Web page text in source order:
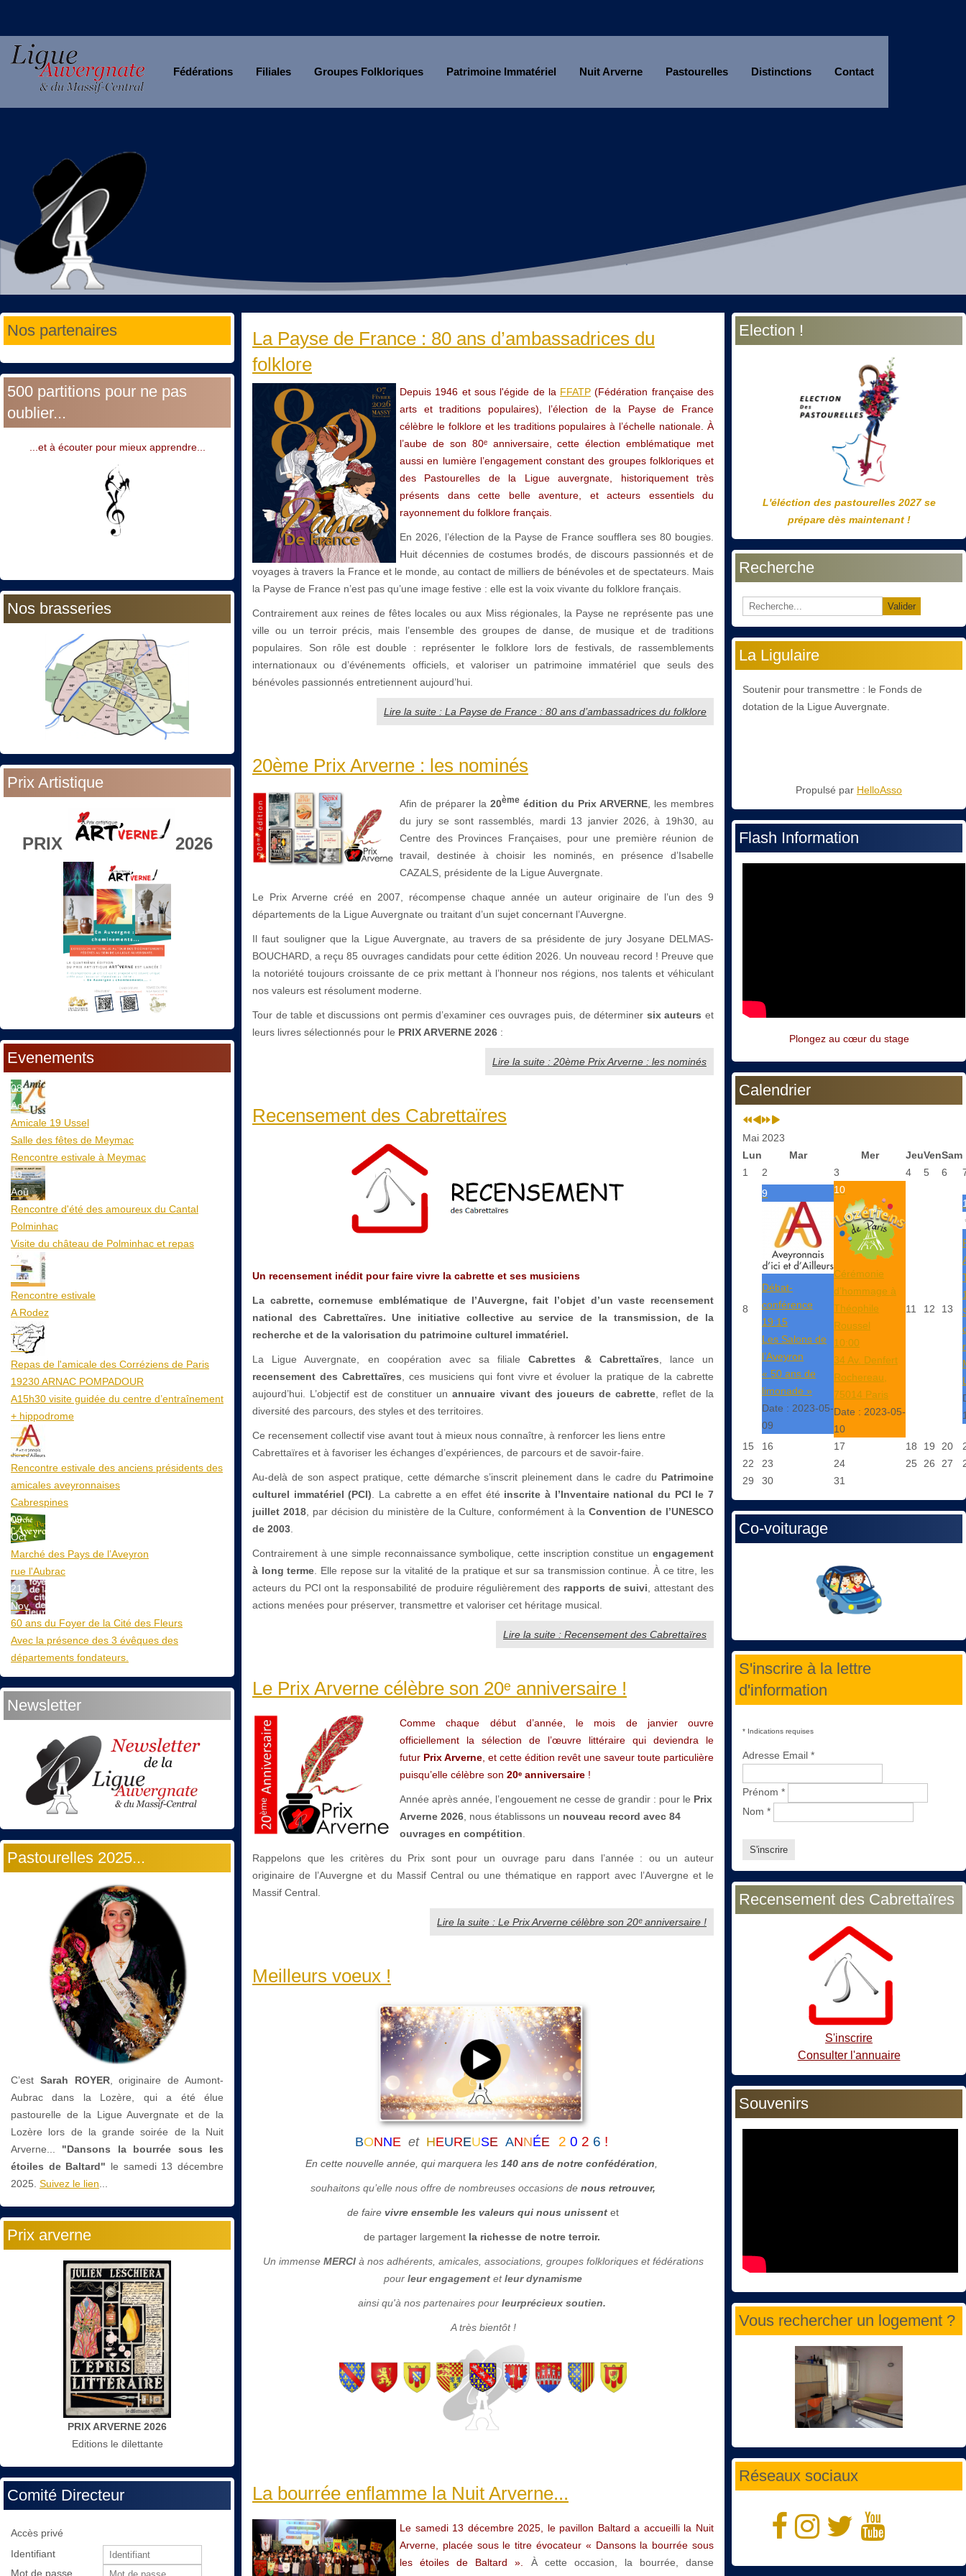
Fédérations Filiales Groupes Folkloriques Patrimoine Immatériel Nuit Arverne Pastourelles Distinctions Contact
Nos partenaires
500 partitions pour ne pas
oublier...
...et à écouter pour mieux apprendre...
Nos brasseries
Prix Artistique
PRIX 2026
Evenements
08
Aoû
Amicale 19 Ussel
Salle des fêtes de Meymac
Rencontre estivale à Meymac
10
Aoû
Rencontre d'été des amoureux du Cantal
Polminhac
Visite du château de Polminhac et repas
12
Aoû
Rencontre estivale
A Rodez
23
Aoû
Repas de l'amicale des Corréziens de Paris
19230 ARNAC POMPADOUR
A15h30 visite guidée du centre d’entraînement
+ hippodrome
25
Aoû
Rencontre estivale des anciens présidents des
amicales aveyronnaises
Cabrespines
09
Oct
Marché des Pays de l’Aveyron
rue l'Aubrac
21
Nov
60 ans du Foyer de la Cité des Fleurs
Avec la présence des 3 évêques des
départements fondateurs.
Newsletter
Pastourelles 2025...
C’est Sarah ROYER, originaire de Aumont-
Aubrac dans la Lozère, qui a été élue
pastourelle de la Ligue Auvergnate et de la
Lozère lors de la grande soirée de la Nuit
Arverne...
"Dansons la bourrée sous les
étoiles de Baltard" le samedi 13 décembre
2025. Suivez le lien
Prix arverne
PRIX ARVERNE 2026
Editions le dilettante
Comité Directeur
Accès privé
Identifiant
Mot de passe
La Payse de France : 80 ans d’ambassadrices du
folklore
Depuis 1946 et sous l'égide de la FFATP (Fédération française des
arts et traditions populaires), l’élection de la Payse de France
célèbre le folklore et les traditions populaires à l’échelle nationale. À
l’aube de son 80ᵉ anniversaire, cette élection emblématique met
aussi en lumière l’engagement constant des groupes folkloriques et
des Pastourelles de la Ligue auvergnate, historiquement très
présents dans cette belle aventure, et acteurs essentiels du
rayonnement du folklore français.
En 2026, l’élection de la Payse de France soufflera ses 80 bougies.
Huit décennies de costumes brodés, de discours passionnés et de
voyages à travers la France et le monde, au contact de milliers de bénévoles et de spectateurs. Mais
la Payse de France n’est pas qu’une image festive : elle est la voix vivante du folklore français.
Contrairement aux reines de fêtes locales ou aux Miss régionales, la Payse ne représente pas une
ville ou un terroir précis, mais l’ensemble des groupes de danse, de musique et de traditions
populaires. Son rôle est double : représenter le folklore lors de festivals, de rassemblements
internationaux ou d’événements officiels, et valoriser un patrimoine immatériel que seuls des
bénévoles passionnés entretiennent aujourd’hui.
Lire la suite : La Payse de France : 80 ans d’ambassadrices du folklore
20ème Prix Arverne : les nominés
Afin de préparer la 20ème édition du Prix ARVERNE , les membres
du jury se sont rassemblés, mardi 13 janvier 2026, à 19h30, au
Centre des Provinces Françaises, pour une première réunion de
travail, destinée à choisir les nominés, en présence d’Isabelle
CAZALS, présidente de la Ligue Auvergnate.
Le Prix Arverne créé en 2007, récompense chaque année un auteur originaire de l’un des 9
départements de la Ligue Auvergnate ou traitant d’un sujet concernant l’Auvergne.
Il faut souligner que la Ligue Auvergnate, au travers de sa présidente de jury Josyane DELMAS-
BOUCHARD, a reçu 85 ouvrages candidats pour cette édition 2026. Un nouveau record ! Preuve que
la notoriété toujours croissante de ce prix mettant à l’honneur nos régions, nos talents et véhiculant
nos valeurs est résolument moderne.
Tour de table et discussions ont permis d’examiner ces ouvrages puis, de déterminer six auteurs et
leurs livres sélectionnés pour le PRIX ARVERNE 2026 :
Lire la suite : 20ème Prix Arverne : les nominés
Recensement des Cabrettaïres
Un recensement inédit pour faire vivre la cabrette et ses musiciens
La cabrette, cornemuse emblématique de l’Auvergne, fait l’objet d’un vaste recensement
national des Cabrettaïres. Une initiative collective au service de la transmission, de la
recherche et de la valorisation du patrimoine culturel immatériel.
La Ligue Auvergnate, en coopération avec sa filialeCabrettes & Cabrettaïres, lance un
recensement des Cabrettaïres, ces musiciens qui font vivre et évoluer la pratique de la cabrette
aujourd’hui. L’objectif est de constituer unannuaire vivant des joueurs de cabrette, reflet de la
diversité des parcours, des styles et des territoires.
Ce recensement collectif vise avant tout à mieux nous connaître, à renforcer les liens entre
Cabrettaïres et à favoriser les échanges d’expériences, de parcours et de savoir-faire.
Au-delà de son aspect pratique, cette démarche s’inscrit pleinement dans le cadre du Patrimoine
culturel immatériel (PCI). La cabrette a en effet été inscrite à l’Inventaire national du PCI le 7
juillet 2018, par décision du ministère de la Culture, conformément à laConvention de l’UNESCO
de 2003.
Contrairement à une simple reconnaissance symbolique, cette inscription constitue un engagement
à long terme. Elle repose sur la vitalité de la pratique et sur sa transmission continue. À ce titre, les
acteurs du PCI ont la responsabilité de produire régulièrement des rapports de suivi, attestant des
actions menées pour préserver, transmettre et valoriser cet héritage musical.
Lire la suite : Recensement des Cabrettaïres
Le Prix Arverne célèbre son 20ᵉ anniversaire !
Comme chaque début d’année, le mois de janvier ouvre
officiellement la sélection de l’œuvre littéraire qui deviendra le
futur Prix Arverne, et cette édition revêt une saveur toute particulière
puisqu’elle célèbre son 20ᵉ anniversaire !
Année après année, l’engouement ne cesse de grandir : pour le Prix
Arverne 2026, nous établissons un nouveau record avec 84
ouvrages en compétition.
Rappelons que les critères du Prix sont pour un ouvrage paru dans l’année : ou un auteur
originaire de l’Auvergne et du Massif Central ou une thématique en rapport avec l’Auvergne et le
Massif Central.
Lire la suite : Le Prix Arverne célèbre son 20ᵉ anniversaire !
Meilleurs voeux !
BONNE et HEUREUSE ANNÉE 2 0 2 6 !
En cette nouvelle année, qui marquera les 140 ans de notre confédération
souhaitons qu’elle nous offre de nombreuses occasions de nous retrouver,
de faire vivre ensemble les valeurs qui nous unissent et
de partager largement la richesse de notre terroir.
Un immense MERCI à nos adhérents, amicales, associations, groupes folkloriques et fédérations
pour leur engagement etleur dynamisme
ainsi qu'à nos partenaires pourleurprécieux soutien.
A très bientôt !
La bourrée enflamme la Nuit Arverne...
Le samedi 13 décembre 2025, le pavillon Baltard a accueilli la Nuit
Arverne, placée sous le titre évocateur « Dansons la bourrée sous
les étoiles de Baltard ».
À cette occasion, la bourrée, danse
Election !
L'éléction des pastourelles 2027 se
prépare dès maintenant !
Recherche
Valider
La Ligulaire
Soutenir pour transmettre : le Fonds de
dotation de la Ligue Auvergnate.
Propulsé par HelloAsso
Flash Information
Plongez au cœur du stage
Calendrier
Année
précédente
Mois
précédent
Année
suivante
Mois
suivant
Mai 2023
Lun
Mar Mer JeuVenSam
1
2 3 4 5 6
8
9
Débat-
conférence
19:15
Les Salons de
l’Aveyron
« 50 ans de
limonade »
Date : 2023-05-
09
10
Cérémonie
d’hommage à
Théophile
Roussel
10:00
34 Av. Denfert
Rochereau,
75014 Paris
Date : 2023-05-
10
11 12 13
15 16 17 18 19 20
22
23 24 25 26 27
29
30 31
Co-voiturage
S'inscrire à la lettre
d'information
* Indications requises
Adresse Email *
Prénom *
Nom *
Recensement des Cabrettaïres
S'inscrire
Consulter l'annuaire
Souvenirs
Vous rechercher un logement ?
Réseaux sociaux